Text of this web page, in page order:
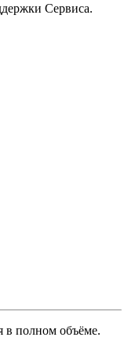
Сервиса.
в полном объёме.